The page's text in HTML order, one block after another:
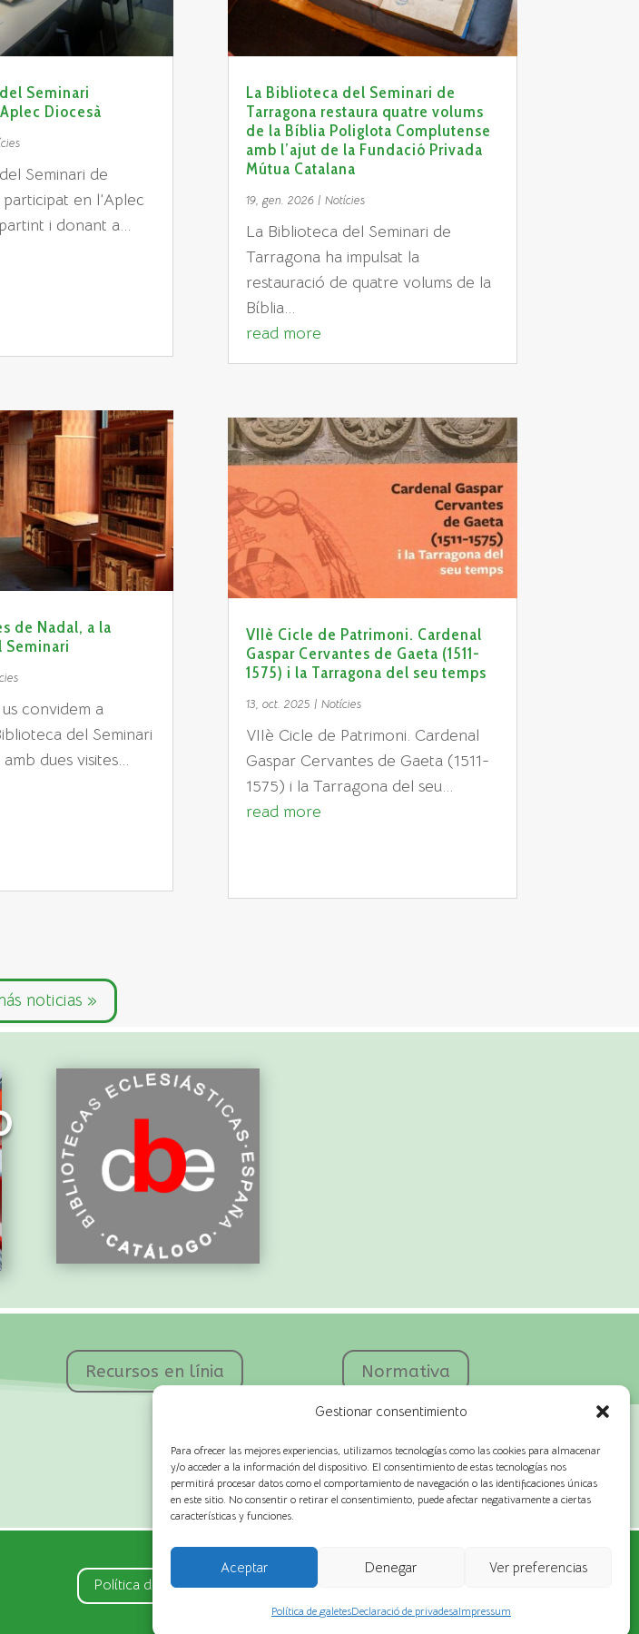
Gestionar consentimiento
Para ofrecer las mejores experiencias, utilizamos tecnologías como las cookies para almacenar
y/o acceder a la información del dispositivo. El consentimiento de estas tecnologías nos
permitirá procesar datos como el comportamiento de navegación o las identificaciones únicas
en este sitio. No consentir o retirar el consentimiento, puede afectar negativamente a ciertas
características y funciones.
Aceptar Denegar Ver preferencias
Política de galetesDeclaració de privadesaImpressum
Seminari
Diocesà
Seminari de
en l’Aplec
i donant a...
de Nadal, a la
convidem a
del Seminari
dues visites...
La Biblioteca del Seminari de
Tarragona restaura quatre volums
de la Bíblia Poliglota Complutense
amb l’ajut de la Fundació Privada
Mútua Catalana
19, gen. 2026| Notícies
​La Biblioteca del Seminari de
Tarragona ha impulsat la
restauració de quatre volums de la
Bíblia...
read more
VIIè Cicle de Patrimoni. Cardenal
Gaspar Cervantes de Gaeta (1511-
1575) i la Tarragona del seu temps
13, oct. 2025 | Notícies
VIIè Cicle de Patrimoni. Cardenal
Gaspar Cervantes de Gaeta (1511-
1575) i la Tarragona del seu...
read more
noticias »
Recursos en línia Normativa
Política de Cookies